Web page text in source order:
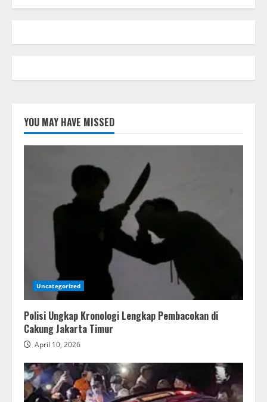
YOU MAY HAVE MISSED
Uncategorized
Polisi Ungkap Kronologi Lengkap Pembacokan di
Cakung Jakarta Timur
April 10, 2026